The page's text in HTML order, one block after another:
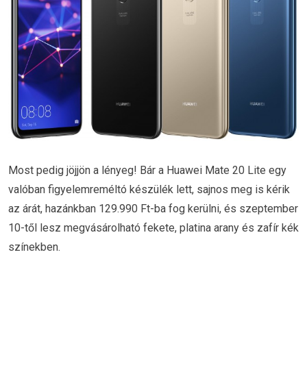
Most pedig jöjjön a lényeg! Bár a Huawei Mate 20 Lite egy
valóban figyelemreméltó készülék lett, sajnos meg is kérik
az árát, hazánkban 129.990 Ft-ba fog kerülni, és szeptember
10-től lesz megvásárolható fekete, platina arany és zafír kék
színekben.